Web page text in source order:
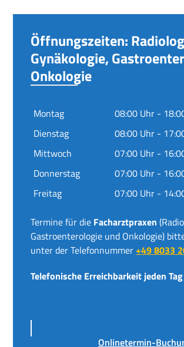
Öffnungszeiten:
Gynäkologie,
Onkologie
Montag
08:00 Uhr -
Dienstag
08:00 Uhr -
Mittwoch
07:00 Uhr -
Donnerstag
07:00 Uhr -
Freitag
07:00 Uhr -
Termine für die Facharztpraxen
Gastroenterologie und Onkologie)
unter der Telefonnummer+49 8033
Telefonische Erreichbarkeit jeden
Onlinetermin-